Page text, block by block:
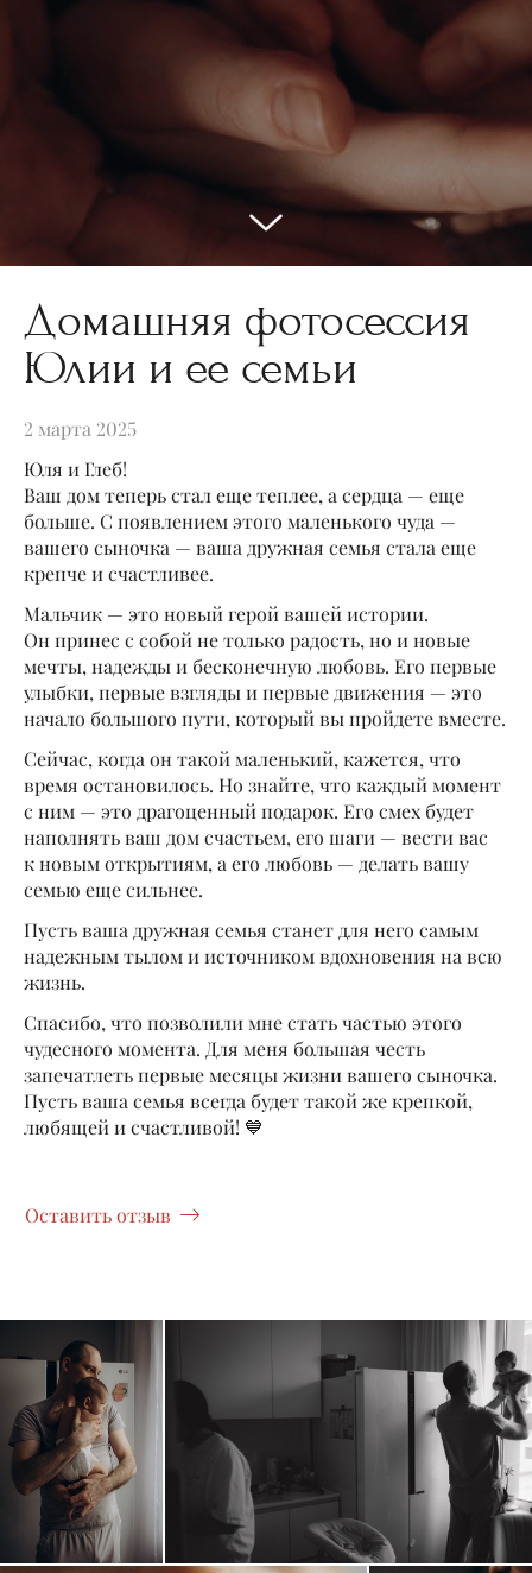
Домашняя фотосессия
Юлии и ее семьи
2 марта 2025
Юля и Глеб!
Ваш дом теперь стал еще теплее, а сердца — еще
больше. С появлением этого маленького чуда —
вашего сыночка — ваша дружная семья стала еще
крепче и счастливее.
Мальчик — это новый герой вашей истории.
Он принес с собой не только радость, но и новые
мечты, надежды и бесконечную любовь. Его первые
улыбки, первые взгляды и первые движения — это
начало большого пути, который вы пройдете вместе.
Сейчас, когда он такой маленький, кажется, что
время остановилось. Но знайте, что каждый момент
с ним — это драгоценный подарок. Его смех будет
наполнять ваш дом счастьем, его шаги — вести вас
к новым открытиям, а его любовь — делать вашу
семью еще сильнее.
Пусть ваша дружная семья станет для него самым
надежным тылом и источником вдохновения на всю
жизнь.
Спасибо, что позволили мне стать частью этого
чудесного момента. Для меня большая честь
запечатлеть первые месяцы жизни вашего сыночка.
Пусть ваша семья всегда будет такой же крепкой,
любящей и счастливой! 💙
Оставить отзыв